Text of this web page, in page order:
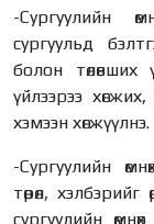
-Сургуулийн
сургуульд
болон төлөвших
үйлээрээ
хэмээн хөгжүүлнэ.
-Сургуулийн
төрөл,
сургуулийн